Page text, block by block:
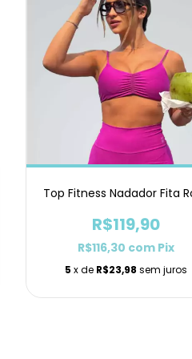
Top Fitness Nadador Fita
R$119,90
R$116,30 com Pix
5 x de R$23,98 sem juros